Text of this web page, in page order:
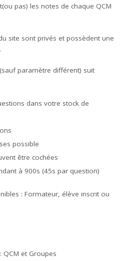
pas) les notes de chaque QCM
site sont privés et possèdent une
paramètre différent) suit
dans votre stock de
possible
être cochées
à 900s (45s par question)
: Formateur, élève inscrit ou
QCM et Groupes